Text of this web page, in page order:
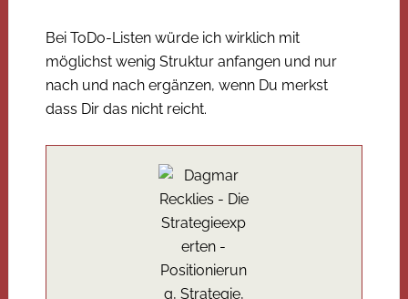
Bei ToDo-Listen würde ich wirklich mit
möglichst wenig Struktur anfangen und nur
nach und nach ergänzen, wenn Du merkst
dass Dir das nicht reicht.